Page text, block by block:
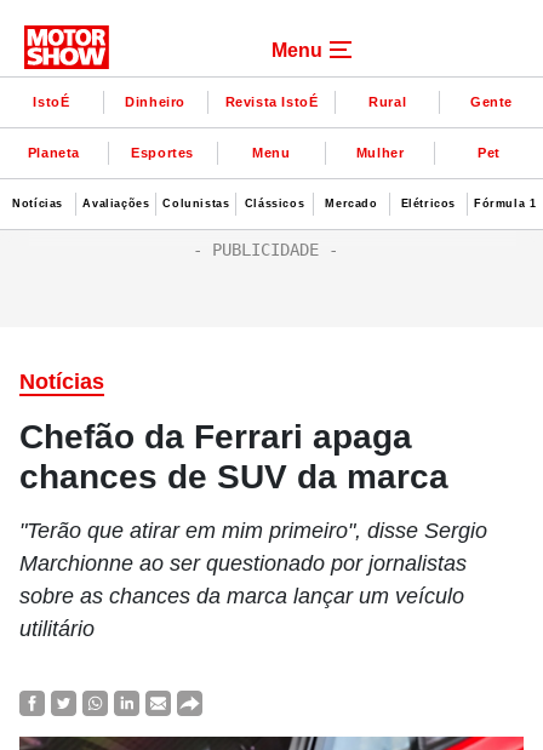
Menu
IstoÉ Dinheiro Revista IstoÉ Rural Gente
Planeta Esportes Menu Mulher Pet
Notícias Avaliações Colunistas Clássicos Mercado Elétricos Fórmula 1
Notícias
Chefão da Ferrari apaga
chances de SUV da marca
"Terão que atirar em mim primeiro", disse Sergio
Marchionne ao ser questionado por jornalistas
sobre as chances da marca lançar um veículo
utilitário